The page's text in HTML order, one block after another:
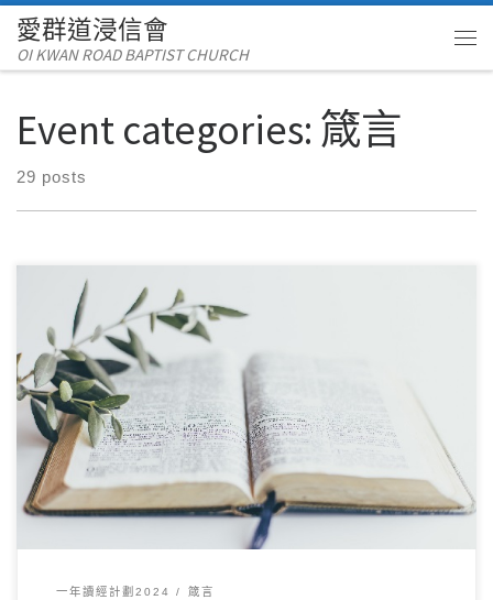
Skip to content
愛群道浸信會
OI KWAN ROAD BAPTIST CHURCH
Event categories: 箴言
29 posts
12 月192024讀經範圍：箴言19 經文重點： 本章強調智慧與愚
昧之間的對比，指出智慧、正直與敬 […]
一年讀經計劃2024 箴言